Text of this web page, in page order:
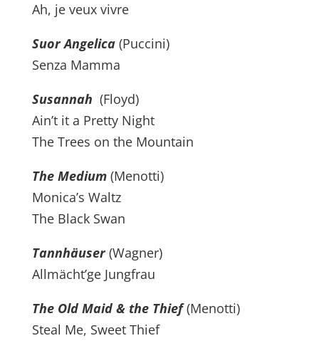
Ah, je veux vivre
Suor Angelica(Puccini)
Senza Mamma
Susannah (Floyd)
Ain’t it a Pretty Night
The Trees on the Mountain
The Medium(Menotti)
Monica’s Waltz
The Black Swan
Tannhäuser(Wagner)
Allmächt’ge Jungfrau
The Old Maid & the Thief(Menotti)
Steal Me, Sweet Thief